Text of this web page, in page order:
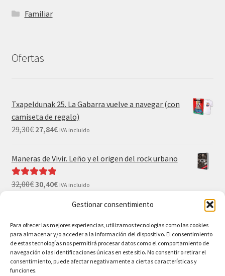
Gestionar consentimiento
Para ofrecer las mejores experiencias, utilizamos tecnologías como las cookies
para almacenar y/o acceder a la información del dispositivo. El consentimiento
de estas tecnologías nos permitirá procesar datos como el comportamiento de
navegación o las identificaciones únicas en este sitio. No consentir o retirar el
consentimiento, puede afectar negativamente a ciertas características y
funciones.
Familiar
Ofertas
Txapeldunak 25. La Gabarra vuelve a navegar (con
camiseta de regalo)
29,30€ 27,84€ IVA incluido
Maneras de Vivir. Leño y el origen del rock urbano
Valorado con
32,00€30,40€ IVA incluido
camiseta y postales de regalo)
35,00€33,25€